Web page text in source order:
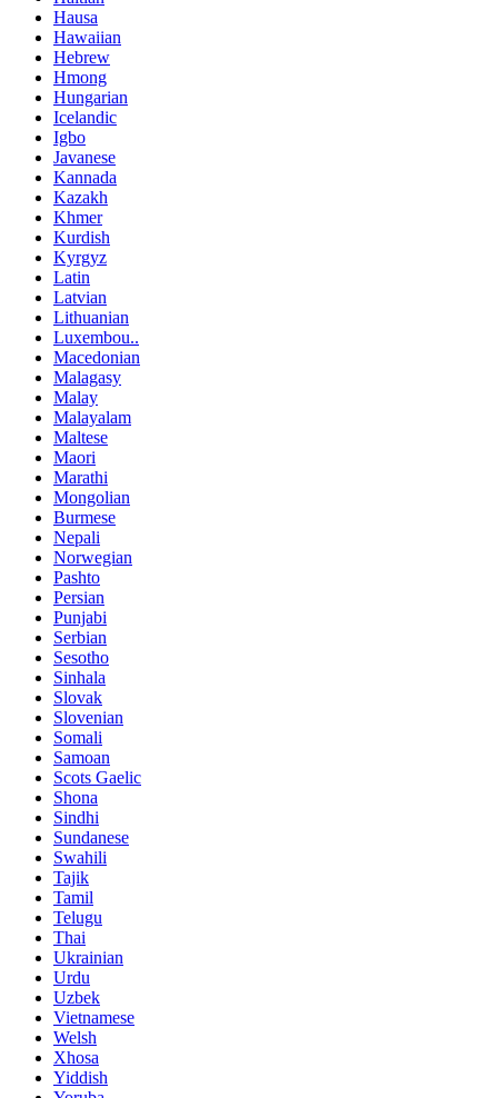
Hausa
Hawaiian
Hebrew
Hmong
Hungarian
Icelandic
Igbo
Javanese
Kannada
Kazakh
Khmer
Kurdish
Kyrgyz
Latin
Latvian
Lithuanian
Luxembou..
Macedonian
Malagasy
Malay
Malayalam
Maltese
Maori
Marathi
Mongolian
Burmese
Nepali
Norwegian
Pashto
Persian
Punjabi
Serbian
Sesotho
Sinhala
Slovak
Slovenian
Somali
Samoan
Scots Gaelic
Shona
Sindhi
Sundanese
Swahili
Tajik
Tamil
Telugu
Thai
Ukrainian
Urdu
Uzbek
Vietnamese
Welsh
Xhosa
Yiddish